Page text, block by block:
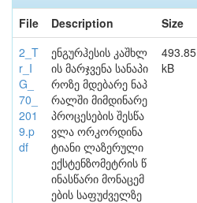
File
Description Size
2_T
r_I
G_
70_
201
9.p
df
ენგურჰესის კაშხლ
ის მარჯვენა სანაპი
როზე მდებარე ნაპ
რალში მიმდინარე
პროცესების შესწა
ვლა ორკორდინა
ტიანი ლაზერული
ექსტენზომეტრის წ
ინასწარი მონაცემ
ების საფუძველზე
493.85
kB